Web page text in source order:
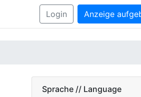
Login Anzeige
Sprache // Language